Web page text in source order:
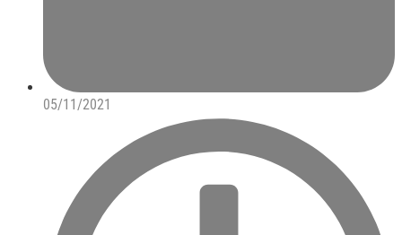
05/11/2021